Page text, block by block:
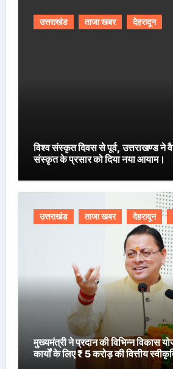
उत्तराखंड ताजा खबर देहरादून
विश्व संस्कृत दिवस से पूर्व, उत्तराखण्ड ने
संस्कृत के प्रसार को दिया नया आयाम।
उत्तराखंड ताजा खबर देहरादून
मुख्यमंत्री ने प्रदान की विभिन्न विकास
कार्यों के लिए ₹ 5 करोड़ की वित्तीय